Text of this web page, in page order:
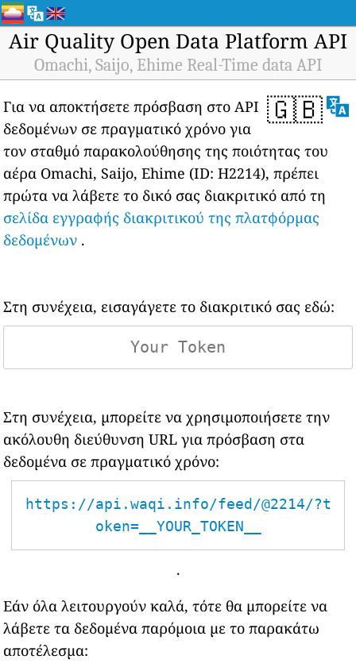
Air Quality Open Data Platform API
Omachi, Saijo, Ehime Real-Time data API
🇬🇧
Για να αποκτήσετε πρόσβαση στο API
δεδομένων σε πραγματικό χρόνο για
τον σταθμό παρακολούθησης της ποιότητας του
αέρα Omachi, Saijo, Ehime (ID: H2214), πρέπει
πρώτα να λάβετε το δικό σας διακριτικό από τη
σελίδα εγγραφής διακριτικού της πλατφόρμας
δεδομένων .
Στη συνέχεια, εισαγάγετε το διακριτικό σας εδώ:
Στη συνέχεια, μπορείτε να χρησιμοποιήσετε την
ακόλουθη διεύθυνση URL για πρόσβαση στα
δεδομένα σε πραγματικό χρόνο:
https://api.waqi.info/feed/@2214/?t
oken=__YOUR_TOKEN__
.
Εάν όλα λειτουργούν καλά, τότε θα μπορείτε να
λάβετε τα δεδομένα παρόμοια με το παρακάτω
αποτέλεσμα: